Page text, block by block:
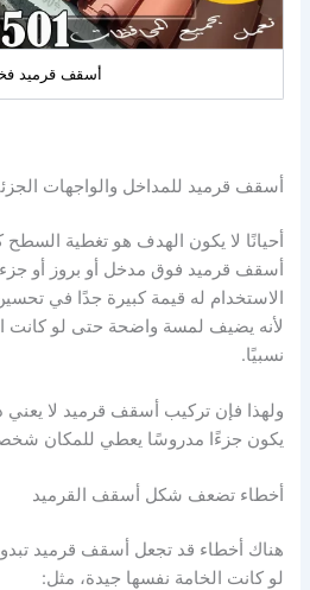
أسقف قرميد
أسقف قرميد للمداخل والواجهات
أحيانًا لا يكون الهدف هو تغطية السطح
أسقف قرميد فوق مدخل أو بروز أو
الاستخدام له قيمة كبيرة جدًا في
لأنه يضيف لمسة واضحة حتى لو كانت
نسبيًا.
ولهذا فإن تركيب أسقف قرميد لا يعني
يكون جزءًا مدروسًا يعطي للمكان
أخطاء تضعف شكل أسقف القرميد
هناك أخطاء قد تجعل أسقف قرميد
لو كانت الخامة نفسها جيدة، مثل: